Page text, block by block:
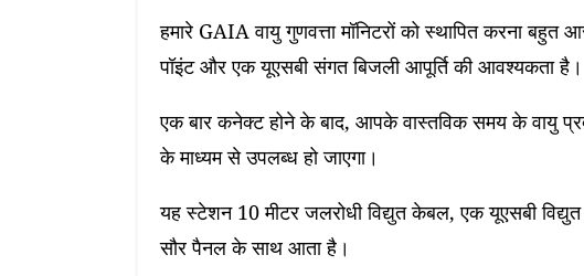
हमारे GAIA वायु गुणवत्ता मॉनिटरों को स्थापित करना
पॉइंट और एक यूएसबी संगत बिजली आपूर्ति की आवश्यकता है।
एक बार कनेक्ट होने के बाद, आपके वास्तविक समय के वायु
के माध्यम से उपलब्ध हो जाएगा।
यह स्टेशन 10 मीटर जलरोधी विद्युत केबल, एक यूएसबी
सौर पैनल के साथ आता है।